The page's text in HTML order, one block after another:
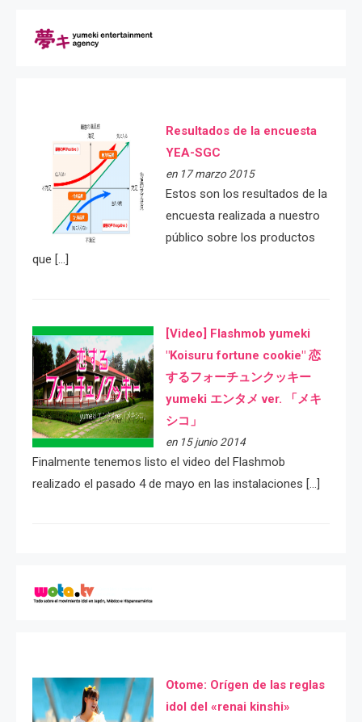
Resultados de la encuesta
YEA-SGC
en 17 marzo 2015
Estos son los resultados de la
encuesta realizada a nuestro
público sobre los productos
que […]
[Video] Flashmob yumeki
"Koisuru fortune cookie" 恋
するフォーチュンクッキー
yumeki エンタメ ver. 「メキ
シコ」
en 15 junio 2014
Finalmente tenemos listo el video del Flashmob
realizado el pasado 4 de mayo en las instalaciones […]
Otome: Orígen de las reglas
idol del «renai kinshi»